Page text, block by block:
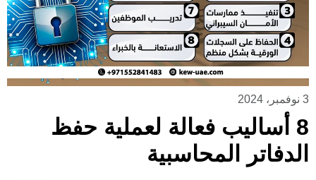
3 نوفمبر، 2024
8 أساليب فعالة لعملية حفظ
الدفاتر المحاسبية